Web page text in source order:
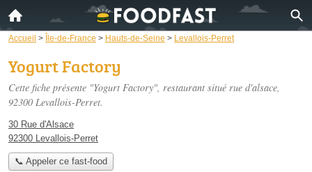
Accueil > Île-de-France > Hauts-de-Seine > Levallois-Perret
Yogurt Factory
Cette fiche présente "Yogurt Factory", restaurant situé rue d'alsace,
92300 Levallois-Perret.
30 Rue d'Alsace
92300 Levallois-Perret
📞 Appeler ce fast-food